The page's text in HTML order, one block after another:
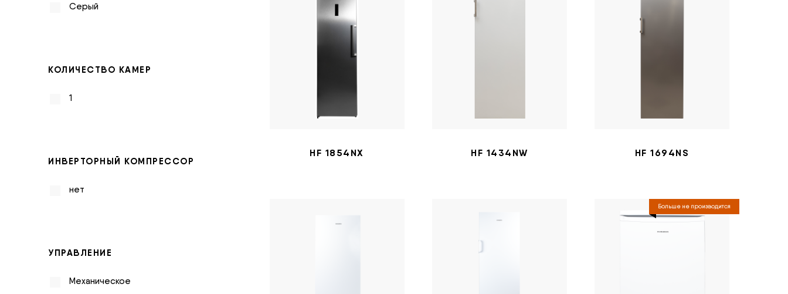
Серый
КОЛИЧЕСТВО КАМЕР
1
ИНВЕРТОРНЫЙ КОМПРЕССОР
нет
УПРАВЛЕНИЕ
Механическое
HF 1854NX HF 1434NW HF 1694NS
Больше не производится